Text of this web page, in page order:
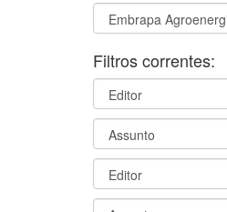
Filtros correntes: